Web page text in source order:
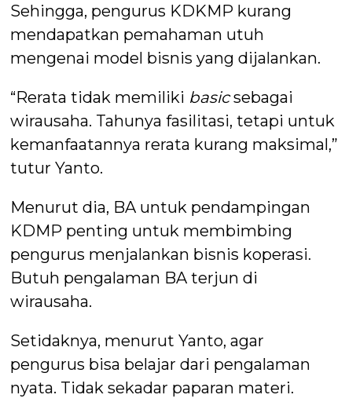
Sehingga, pengurus KDKMP kurang
mendapatkan pemahaman utuh
mengenai model bisnis yang dijalankan.
“Rerata tidak memiliki basicsebagai
wirausaha. Tahunya fasilitasi, tetapi untuk
kemanfaatannya rerata kurang maksimal,”
tutur Yanto.
Menurut dia, BA untuk pendampingan
KDMP penting untuk membimbing
pengurus menjalankan bisnis koperasi.
Butuh pengalaman BA terjun di
wirausaha.
Setidaknya, menurut Yanto, agar
pengurus bisa belajar dari pengalaman
nyata. Tidak sekadar paparan materi.